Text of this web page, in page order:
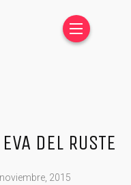
DEL RUSTE
2015